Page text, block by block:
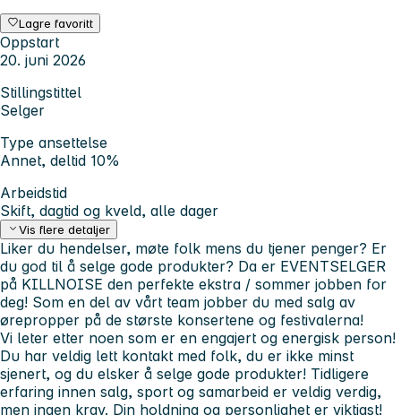
Lagre favoritt
Oppstart
20. juni 2026
Stillingstittel
Selger
Type ansettelse
Annet, deltid 10%
Arbeidstid
Skift, dagtid og kveld, alle dager
Vis flere detaljer
Liker du hendelser, møte folk mens du tjener penger? Er
du god til å selge gode produkter? Da er EVENTSELGER
på KILLNOISE den perfekte ekstra / sommer jobben for
deg! Som en del av vårt team jobber du med salg av
ørepropper på de største konsertene og festivalerna!
Vi leter etter noen som er en engajert og energisk person!
Du har veldig lett kontakt med folk, du er ikke minst
sjenert, og du elsker å selge gode produkter! Tidligere
erfaring innen salg, sport og samarbeid er veldig verdig,
men ingen krav. Din holdning og personlighet er viktigst!